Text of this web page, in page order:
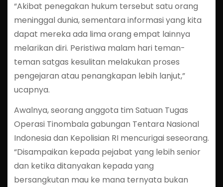
“Akibat penegakan hukum tersebut satu orang
meninggal dunia, sementara informasi yang kita
dapat mereka ada lima orang empat lainnya
melarikan diri. Peristiwa malam hari teman-
teman satgas kesulitan melakukan proses
pengejaran atau penangkapan lebih lanjut,”
ucapnya.
Awalnya, seorang anggota tim Satuan Tugas
Operasi Tinombala gabungan Tentara Nasional
Indonesia dan Kepolisian RI mencurigai seseorang.
“Disampaikan kepada pejabat yang lebih senior
dan ketika ditanyakan kepada yang
bersangkutan mau ke mana ternyata bukan